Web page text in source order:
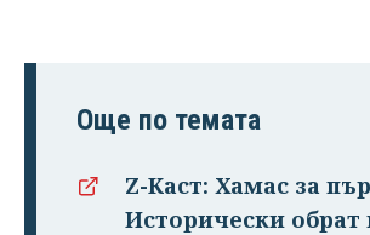
Още по темата
Z-Каст: Хамас за
Исторически обрат